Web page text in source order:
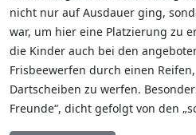
nicht nur auf Ausdauer ging,
war, um hier eine Platzierung zu
die Kinder auch bei den
Frisbeewerfen durch einen
Dartscheiben zu werfen.
Freunde“, dicht gefolgt von den